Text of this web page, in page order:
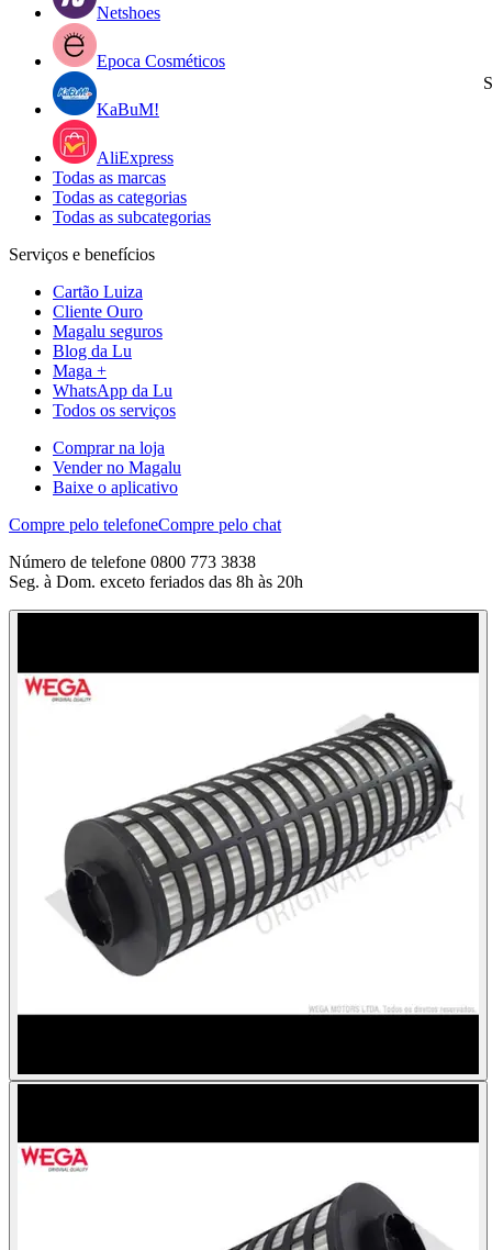
Netshoes
Epoca Cosméticos
KaBuM!
AliExpress
Todas as marcas
Todas as categorias
Todas as subcategorias
Serviços e benefícios
Cartão Luiza
Cliente Ouro
Magalu seguros
Blog da Lu
Maga +
WhatsApp da Lu
Todos os serviços
Comprar na loja
Vender no Magalu
Baixe o aplicativo
Compre pelo telefoneCompre pelo chat
Número de telefone 0800 773 3838
Seg. à Dom. exceto feriados das 8h às 20h